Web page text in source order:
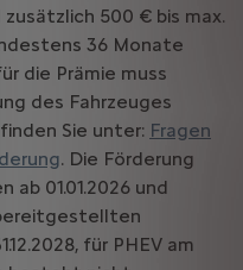
zusätzlich 500 € bis max.
36 Monate
die Prämie muss
des Fahrzeuges
Sie unter: Fragen
. Die Förderung
ab 01.01.2026 und
für PHEV am